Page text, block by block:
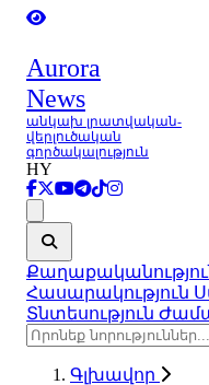
Aurora
News
անկախ լրատվական-
վերլուծական
գործակալություն
HY
Հասարակություն
Տնտեսություն
Գլխավոր